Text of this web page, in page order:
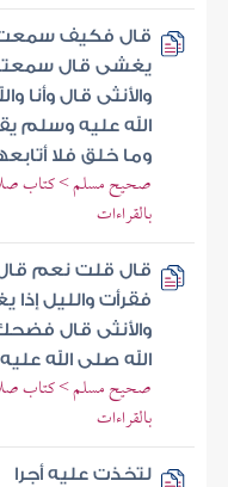
قال فكيف سمعت
يغشى قال سمعته
والأنثى قال
الله عليه وسلم
وما خلق فلا
صحيح مسلم > كتاب
بالقراءات
قال قلت نعم قال
فقرأت والليل إذا
والأنثى قال
الله صلى الله
صحيح مسلم > كتاب
بالقراءات
لتخذت عليه أجرا